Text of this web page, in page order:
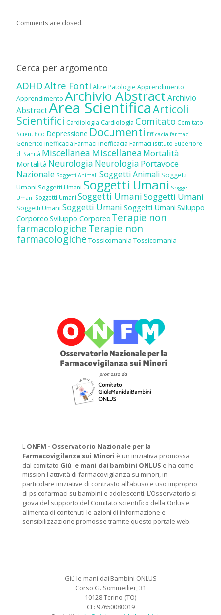
Comments are closed.
Cerca per argomento
ADHDAltre Fonti Altre Patologie Apprendimento
Apprendimento Archivio AbstractArchivio
AbstractArea ScientificaArticoli
Scientifici Cardiologia Cardiologia Comitato Comitato
Scientifico Depressione Documenti Efficacia farmaci
Generico Inefficacia Farmaci Inefficacia Farmaci Istituto Superiore
di Sanità Miscellanea Miscellanea Mortalità
Mortalità Neurologia Neurologia Portavoce
Nazionale Soggetti Animali Soggetti Animali Soggetti
Umani Soggetti Umani Soggetti Umani Soggetti
Umani Soggetti Umani Soggetti UmaniSoggetti Umani
Soggetti Umani Soggetti Umani Soggetti Umani Sviluppo
Corporeo Sviluppo Corporeo Terapie non
farmacologicheTerapie non
farmacologiche Tossicomania Tossicomania
L'ONFM - Osservatorio Nazionale per la
Farmacovigilanza sui Minori è un iniziativa promossa
dal comitato Giù le mani dai bambini ONLUS e ha come
mission l'attività di farmacovigilanza su minori, in
particolare iniziative di contrasto all’abuso e uso improprio
di psicofarmaci su bambini e adolescenti. L’Osservatorio si
giova del supporto del Comitato scientifico della Onlus e
alimenta di contenuti le azioni di informazione e
sensibilizzazione promosse tramite questo portale web.
Giù le mani dai Bambini ONLUS
Corso G. Sommeilier, 31
10128 Torino (TO)
CF: 97650080019